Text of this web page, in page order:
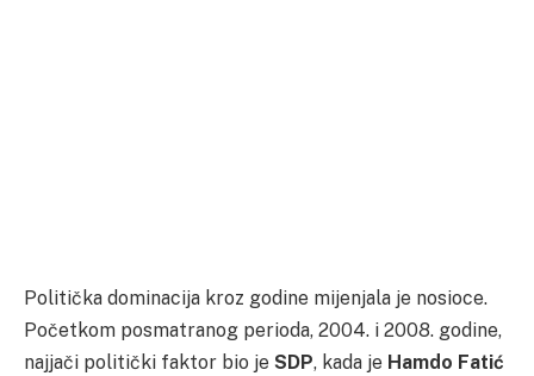
Politička dominacija kroz godine mijenjala je nosioce.
Početkom posmatranog perioda, 2004. i 2008. godine,
najjači politički faktor bio je SDP, kada je Hamdo Fatić